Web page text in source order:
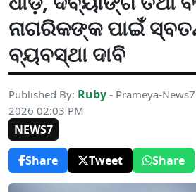
ନାଗରିକଙ୍କ ପାଇଁ
ବ୍ୟବସ୍ଥା ଦାବି
Published By: Ruby - Prameya-
2026 02:03 PM
NEWS7
Share
Tweet Share